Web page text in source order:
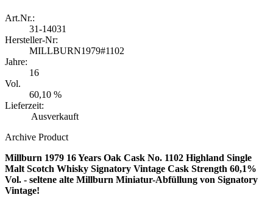
Art.Nr.:
31-14031
Hersteller-Nr:
MILLBURN1979#1102
Jahre:
16
Vol.
60,10 %
Lieferzeit:
Ausverkauft
Archive Product
Millburn 1979 16 Years Oak Cask No. 1102 Highland Single
Malt Scotch Whisky Signatory Vintage Cask Strength 60,1%
Vol. - seltene alte Millburn Miniatur-Abfüllung von Signatory
Vintage!